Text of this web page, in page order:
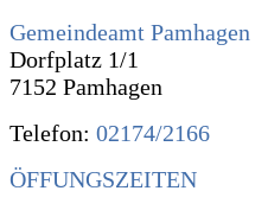
Gemeindeamt Pamhagen
Dorfplatz 1/1
7152 Pamhagen
Telefon: 02174/2166
ÖFFUNGSZEITEN